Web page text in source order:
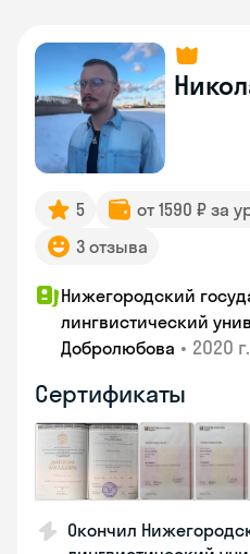
5 от 1590 ₽ за
3 отзыва
Нижегородский
лингвистический
Добролюбова • 2020 г.
Сертификаты
Окончил